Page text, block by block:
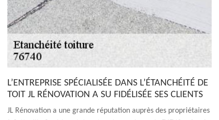
L’ENTREPRISE SPÉCIALISÉE DANS L’ÉTANCHÉITÉ DE
TOIT JL RÉNOVATION A SU FIDÉLISÉE SES CLIENTS
JL Rénovation a une grande réputation auprès des propriétaires